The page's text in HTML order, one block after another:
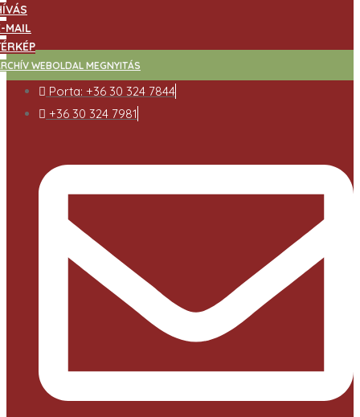
MAIL
WEBOLDAL MEGNYITÁS
Porta: +36 30 324 7844
+36 30 324 7981